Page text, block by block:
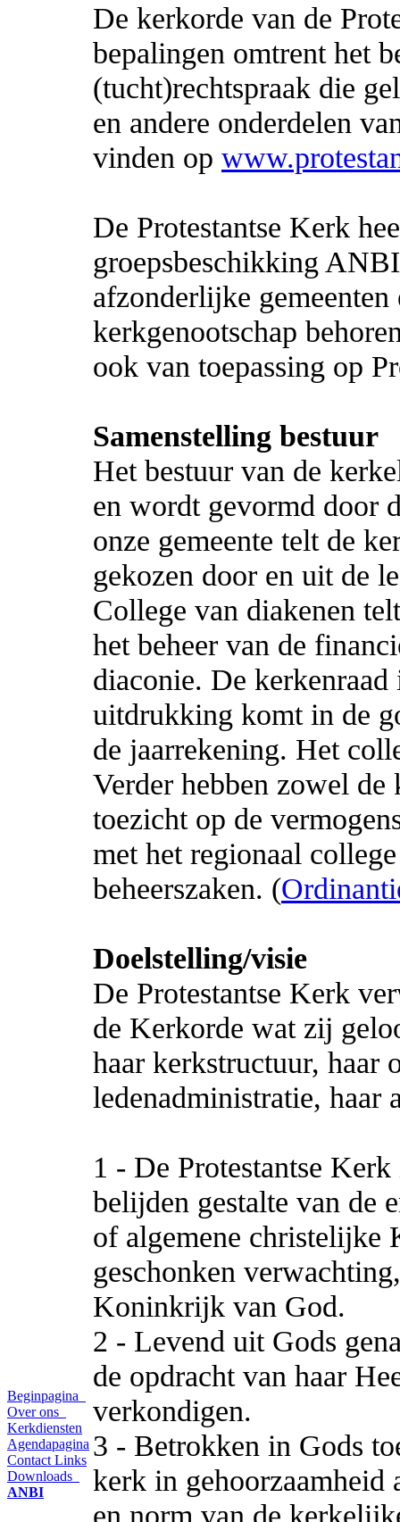
Beginpagina
Over ons
Kerkdiensten
Agendapagina
Contact Links
Downloads
ANBI
De kerkorde van de
bepalingen omtrent het
(tucht)rechtspraak die
en andere onderdelen
vinden op
De Protestantse Kerk
groepsbeschikking
afzonderlijke
kerkgenootschap
ook van toepassing op
Samenstelling bestuur
Het bestuur van de
en wordt gevormd door
onze gemeente telt de
gekozen door en uit de
College van diakenen
het beheer van de
diaconie. De
uitdrukking komt in de
de jaarrekening. Het
Verder hebben zowel de
toezicht op de
met het regionaal
beheerszaken. (
Doelstelling/visie
De Protestantse Kerk
de Kerkorde wat zij
haar kerkstructuur, haar
ledenadministratie, haar
1 - De Protestantse
belijden gestalte van de
of algemene christelijke
geschonken
Koninkrijk van God.
2 - Levend uit Gods
de opdracht van haar
verkondigen.
3 - Betrokken in Gods
kerk in gehoorzaamheid
en norm van de